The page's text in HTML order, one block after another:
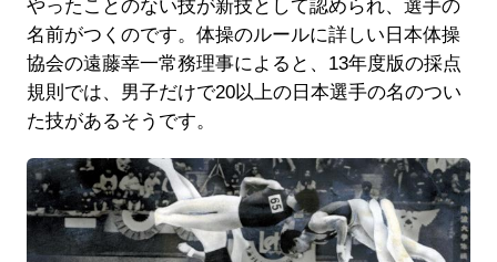
やったことのない技が新技として認められ、選手の
名前がつくのです。体操のルールに詳しい日本体操
協会の遠藤幸一常務理事によると、13年度版の採点
規則では、男子だけで20以上の日本選手の名のつい
た技があるそうです。